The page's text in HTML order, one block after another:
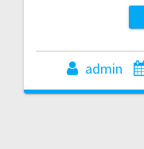
admin